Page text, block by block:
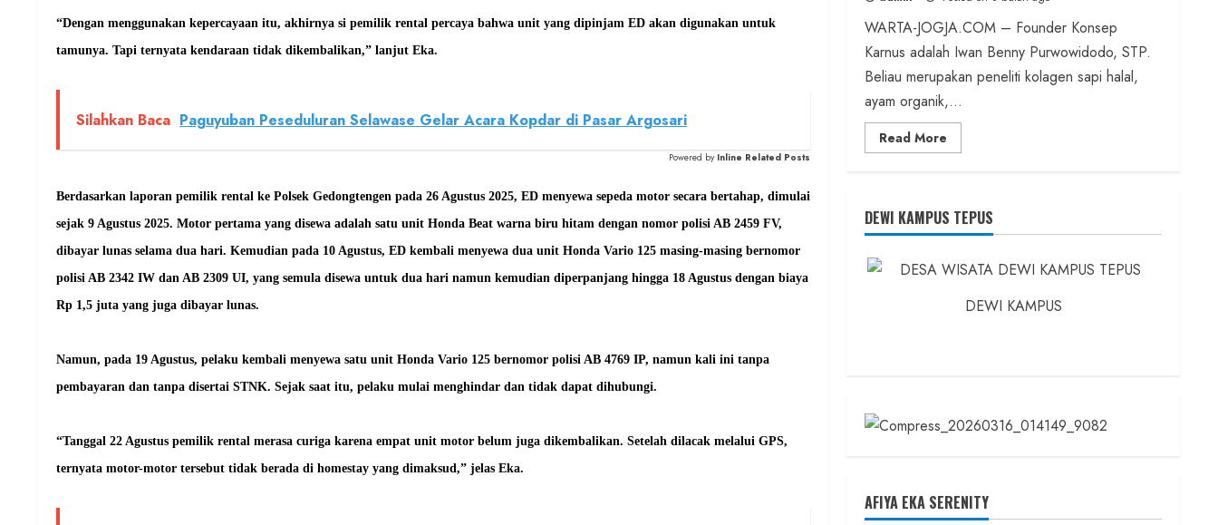
“Dengan menggunakan kepercayaan itu, akhirnya si pemilik rental percaya bahwa unit yang dipinjam ED akan digunakan untuk
tamunya. Tapi ternyata kendaraan tidak dikembalikan,” lanjut Eka.
Silahkan Baca Paguyuban Peseduluran Selawase Gelar Acara Kopdar di Pasar Argosari
Powered by Inline Related Posts
Berdasarkan laporan pemilik rental ke Polsek Gedongtengen pada 26 Agustus 2025, ED menyewa sepeda motor secara bertahap, dimulai
sejak 9 Agustus 2025. Motor pertama yang disewa adalah satu unit Honda Beat warna biru hitam dengan nomor polisi AB 2459 FV,
dibayar lunas selama dua hari. Kemudian pada 10 Agustus, ED kembali menyewa dua unit Honda Vario 125 masing-masing bernomor
polisi AB 2342 IW dan AB 2309 UI, yang semula disewa untuk dua hari namun kemudian diperpanjang hingga 18 Agustus dengan biaya
Rp 1,5 juta yang juga dibayar lunas.
Namun, pada 19 Agustus, pelaku kembali menyewa satu unit Honda Vario 125 bernomor polisi AB 4769 IP, namun kali ini tanpa
pembayaran dan tanpa disertai STNK. Sejak saat itu, pelaku mulai menghindar dan tidak dapat dihubungi.
“Tanggal 22 Agustus pemilik rental merasa curiga karena empat unit motor belum juga dikembalikan. Setelah dilacak melalui GPS,
ternyata motor-motor tersebut tidak berada di homestay yang dimaksud,” jelas Eka.
WARTA-JOGJA.COM – Founder Konsep
Karnus adalah Iwan Benny Purwowidodo, STP.
Beliau merupakan peneliti kolagen sapi halal,
ayam organik,...
Read More
more
dan
Dokter
dan
DEWI KAMPUS TEPUS
DEWI KAMPUS
AFIYA EKA SERENITY